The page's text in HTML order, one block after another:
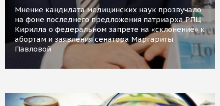
Мнение кандидата медицинских наук прозвучало
на фоне последнего предложения патриарха РПЦ
Кирилла о федеральном запрете на «склонение» к
абортам и заявления сенатора Маргариты
Павловой